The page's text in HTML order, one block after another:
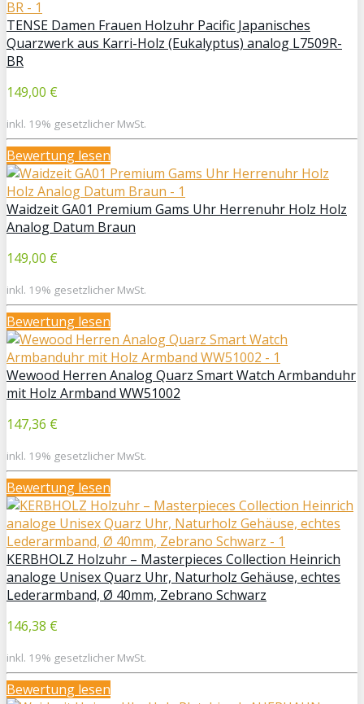
TENSE Damen Frauen Holzuhr Pacific Japanisches
Quarzwerk aus Karri-Holz (Eukalyptus) analog L7509R-
BR
149,00 €
inkl. 19% gesetzlicher MwSt.
Bewertung lesen
Waidzeit GA01 Premium Gams Uhr Herrenuhr Holz Holz
Analog Datum Braun
149,00 €
inkl. 19% gesetzlicher MwSt.
Bewertung lesen
Wewood Herren Analog Quarz Smart Watch Armbanduhr
mit Holz Armband WW51002
147,36 €
inkl. 19% gesetzlicher MwSt.
Bewertung lesen
KERBHOLZ Holzuhr – Masterpieces Collection Heinrich
analoge Unisex Quarz Uhr, Naturholz Gehäuse, echtes
Lederarmband, Ø 40mm, Zebrano Schwarz
146,38 €
inkl. 19% gesetzlicher MwSt.
Bewertung lesen